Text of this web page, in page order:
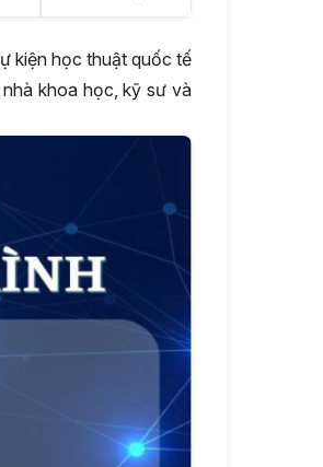
kiện học thuật quốc tế
khoa học, kỹ sư và